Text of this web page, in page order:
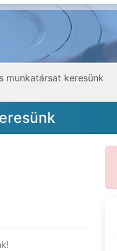
munkatársat keresünk